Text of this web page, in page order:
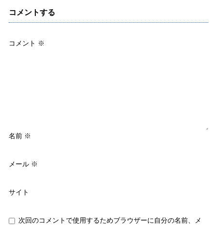
コメントする
コメント ※
名前 ※
メール ※
サイト
次回のコメントで使用するためブラウザーに自分の名前、メ